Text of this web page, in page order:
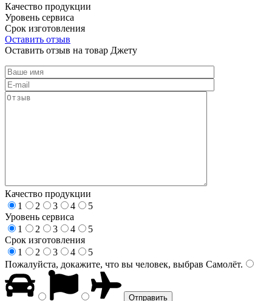
Качество продукции
Уровень сервиса
Срок изготовления
Оставить отзыв
Оставить отзыв на товар Джету
Качество продукции
1
2 3 4
5
Уровень сервиса
1
2 3 4
5
Срок изготовления
1
2 3 4
5
Пожалуйста, докажите, что вы человек, выбрав Самолёт.